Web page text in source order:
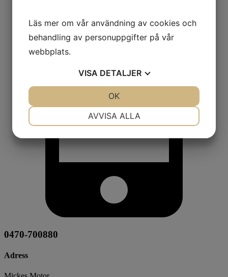
0470-700880
Adress
Läs mer om vår användning av cookies och
behandling av personuppgifter på vår
webbplats.
VISA DETALJER
AVVISA ALLA
OK